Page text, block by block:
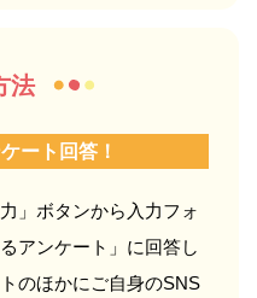
法
ート回答！
」ボタンから入力フォ
アンケート」に回答し
のほかにご自身のSNS